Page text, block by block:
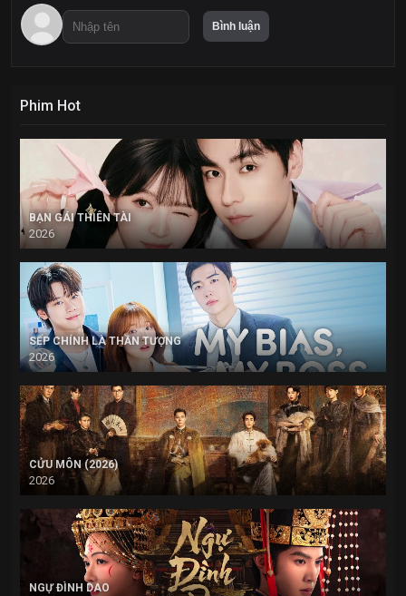
Phim Hot
BẠN GÁI THIÊN TÀI
2026
SẾP CHÍNH LÀ THẦN TƯỢNG
2026
CỬU MÔN (2026)
2026
NGỰ ĐÌNH DAO